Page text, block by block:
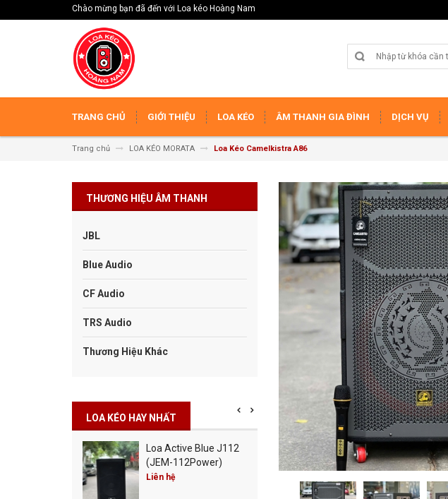
Chào mừng bạn đã đến với Loa kéo Hoàng Nam
TRANG CHỦ GIỚI THIỆU LOA KÉO ÂM THANH GIA ĐÌNH DỊCH VỤ
Trang chủ LOA KÉO MORATA Loa Kéo Camelkistra A86
THƯƠNG HIỆU ÂM THANH
JBL
Blue Audio
CF Audio
TRS Audio
Thương Hiệu Khác
LOA KÉO HAY NHẤT
Loa Active Blue J112
(JEM-112Power)
Liên hệ